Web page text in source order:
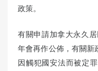
政策。
有關申請加拿大永久
年會再作公佈，有關新
因觸犯國安法而被定